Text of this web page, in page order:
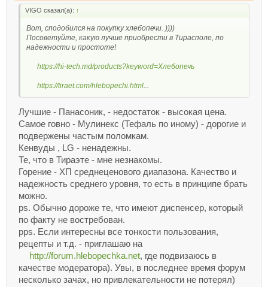
VIGO сказал(а): ↑
Вот, сподобился на покупку хлебопечи. ))))
Посоветуйте, какую лучше приобрести в Тирасполе, по
надежности и простоте!
https://hi-tech.md/products?keyword=Хлебопечь
https://tiraet.com/hlebopechi.html
Лучшие - Панасоник, - недостаток - высокая цена.
Самое говно - Мулинекс (Тефаль по иному) - дорогие и
подвержены частым поломкам.
Кенвуды , LG - ненадежны.
Те, что в Тираэте - мне незнакомы.
Горение - ХП среднеценового диапазона. Качество и
надежность среднего уровня, то есть в принципе брать
можно.
ps. Обычно дороже те, что имеют диспенсер, который
по факту не востребован.
pps. Если интересны все тонкости пользования,
рецепты и т.д. - приглашаю на
http://forum.hlebopechka.net, где подвизаюсь в
качестве модератора). Увы, в последнее время форум
несколько зачах, но привлекательности не потерял)